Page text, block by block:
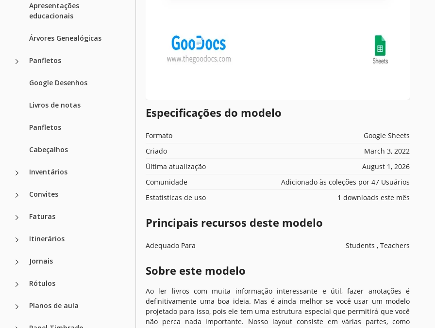
Apresentações
educacionais
Árvores Genealógicas
Panfletos
Google Desenhos
Livros de notas
Panfletos
Cabeçalhos
Inventários
Convites
Faturas
Itinerários
Jornais
Rótulos
Planos de aula
Especificações do modelo
Formato
Google Sheets
Criado
March 3, 2022
Última atualização
August 1, 2026
Comunidade
Adicionado às coleções por 47 Usuários
Estatísticas de uso
1 downloads este mês
Principais recursos deste modelo
Adequado Para Students , Teachers
Sobre este modelo
Ao ler livros com muita informação interessante e útil, fazer anotações é
definitivamente uma boa ideia. Mas é ainda melhor se você usar um modelo
projetado para isso, pois ele tem uma estrutura especial que permitirá que você
não perca nada importante. Nosso layout consiste em várias partes, como